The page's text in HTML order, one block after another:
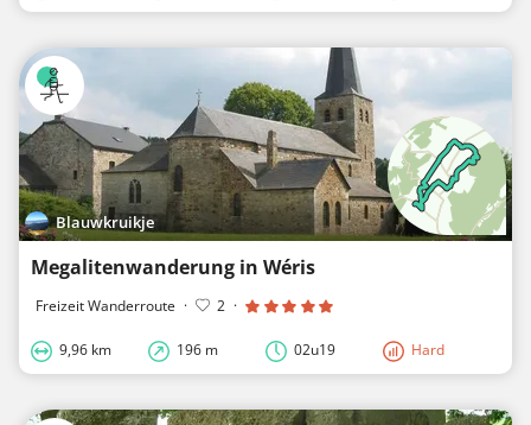
Blauwkruikje
Megalitenwanderung in Wéris
Freizeit Wanderroute · 2 ·
9,96 km 196 m 02u19 Hard